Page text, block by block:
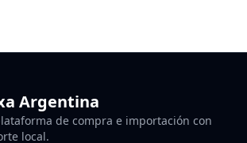
Argentina
de compra e importación con
local.